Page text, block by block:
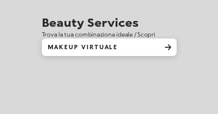
Beauty Services
Trova la tua combinazione ideale / Scopri
MAKEUP VIRTUALE